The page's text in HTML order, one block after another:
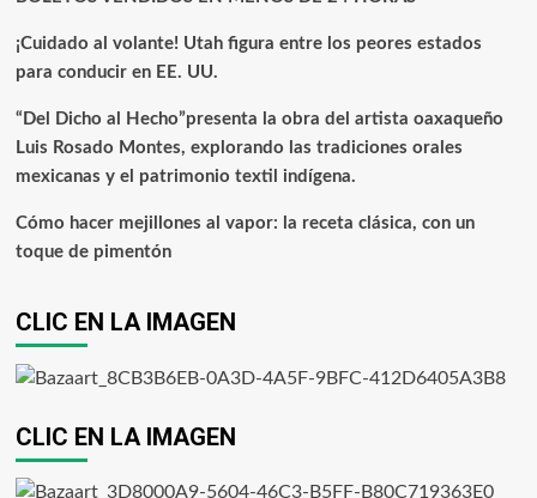
¡Cuidado al volante! Utah figura entre los peores estados
para conducir en EE. UU.
“Del Dicho al Hecho”presenta la obra del artista oaxaqueño
Luis Rosado Montes, explorando las tradiciones orales
mexicanas y el patrimonio textil indígena.
Cómo hacer mejillones al vapor: la receta clásica, con un
toque de pimentón
CLIC EN LA IMAGEN
CLIC EN LA IMAGEN